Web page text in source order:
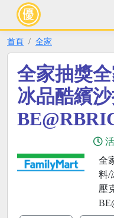
首頁 全家
全家抽獎
冰品酷繽
全
料/
壓